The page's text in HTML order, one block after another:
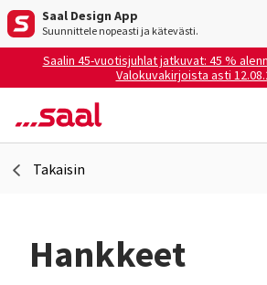
Saal Design App
Suunnittele nopeasti ja kätevästi.
Saalin 45-vuotisjuhlat jatkuvat: 45 %
Valokuvakirjoista asti
Takaisin
Hankkeet